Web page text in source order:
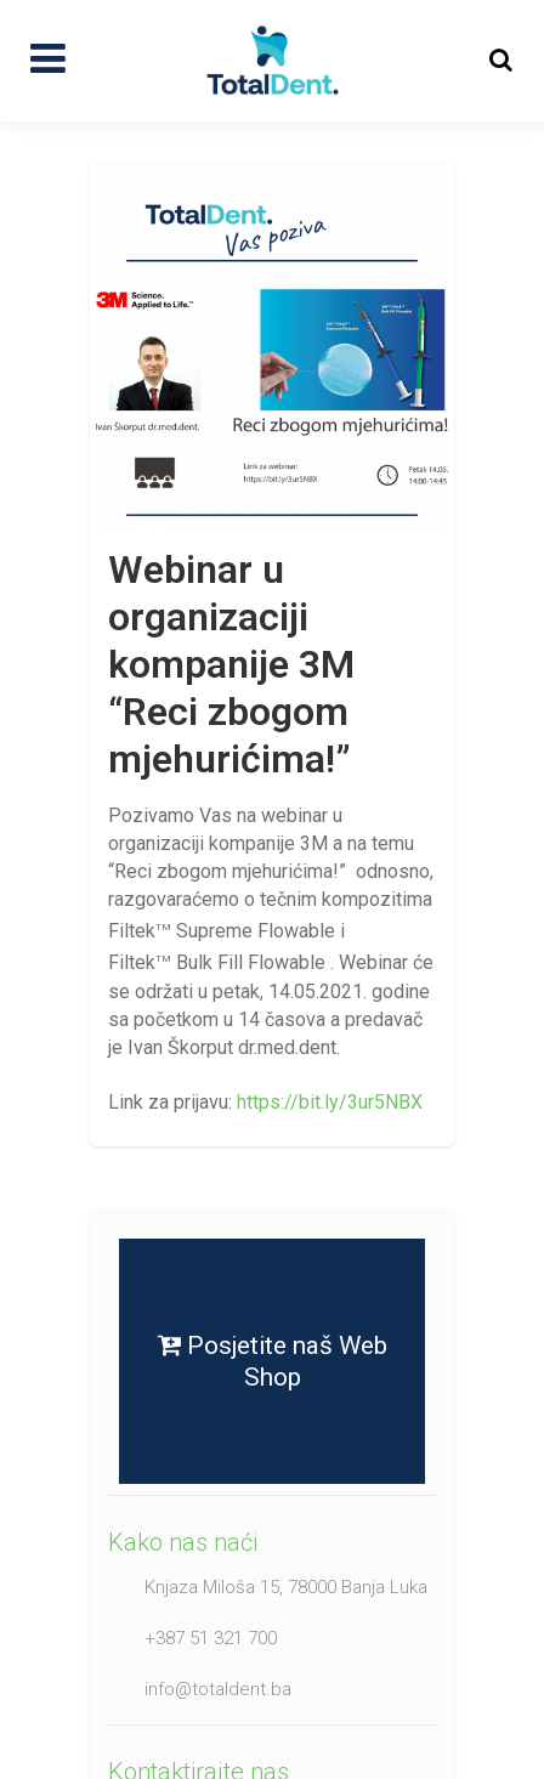
Webinar u
organizaciji
kompanije 3M
“Reci zbogom
mjehurićima!”
Pozivamo Vas na webinar u
organizaciji kompanije 3M a na temu
“Reci zbogom mjehurićima!” odnosno,
razgovaraćemo o tečnim kompozitima
FiltekTM Supreme Flowable i
FiltekTM
Bulk Fill Flowable . Webinar će
se održati u petak, 14.05.2021. godine
sa početkom u 14 časova a predavač
je Ivan Škorput dr.med.dent.
Link za prijavu: https://bit.ly/3ur5NBX
Posjetite naš Web
Shop
Kako nas naći
Knjaza Miloša 15, 78000 Banja Luka
+387 51 321 700
info@totaldent.ba
Kontaktirajte nas